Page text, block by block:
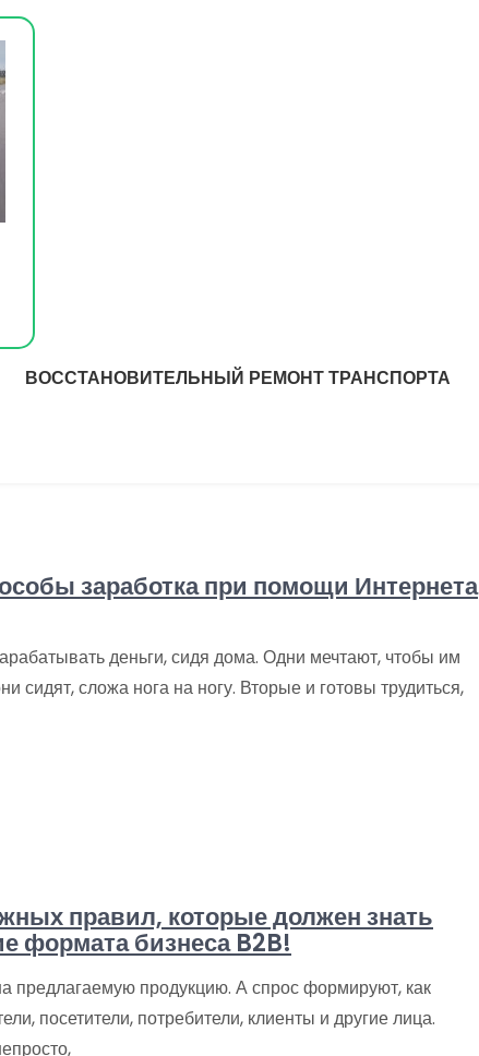
ВОССТАНОВИТЕЛЬНЫЙ РЕМОНТ ТРАНСПОРТА
заработка при помощи Интернета
деньги, сидя дома. Одни мечтают, чтобы им
сложа нога на ногу. Вторые и готовы трудиться,
правил, которые должен знать
формата бизнеса B2B!
предлагаемую продукцию. А спрос формируют, как
посетители, потребители, клиенты и другие лица.